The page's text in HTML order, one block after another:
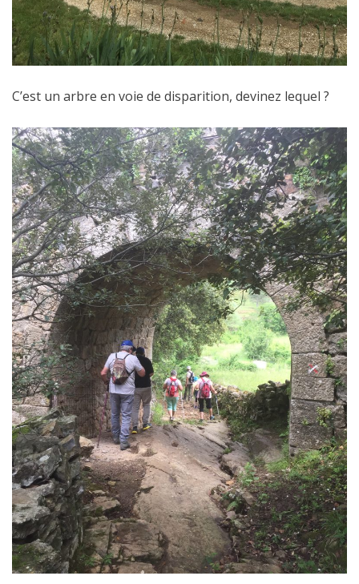
C’est un arbre en voie de disparition, devinez lequel ?